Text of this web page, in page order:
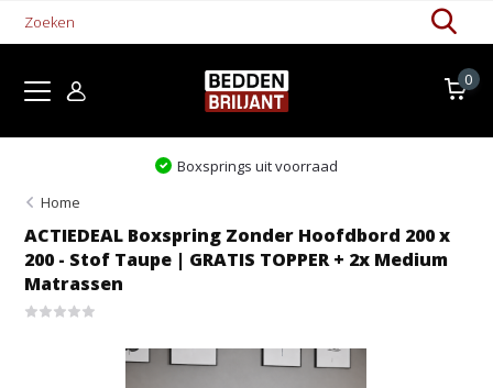
0
Home
ACTIEDEAL Boxspring Zonder Hoofdbord 200 x
200 - Stof Taupe | GRATIS TOPPER + 2x Medium
Matrassen